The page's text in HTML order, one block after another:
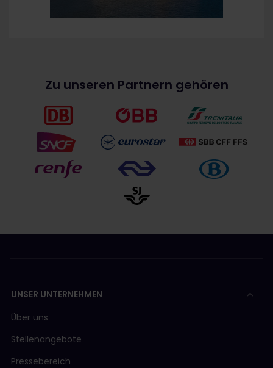
Zu unseren Partnern gehören
UNSER UNTERNEHMEN
Über uns
Stellenangebote
Pressebereich